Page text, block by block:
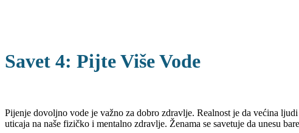
Savet 4: Pijte Više Vode
Pijenje dovoljno vode je važno za dobro zdravlje. Realnost je da većina
uticaja na naše fizičko i mentalno zdravlje. Ženama se savetuje da unesu